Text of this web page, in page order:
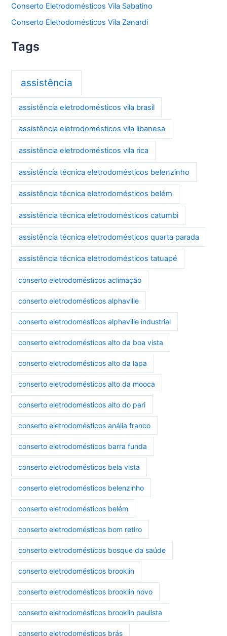
Conserto Eletrodomésticos Vila Sabatino
Conserto Eletrodomésticos Vila Zanardi
Tags
assistência
assistência eletrodomésticos vila brasil
assistência eletrodomésticos vila libanesa
assistência eletrodomésticos vila rica
assistência técnica eletrodomésticos belenzinho
assistência técnica eletrodomésticos belém
assistência técnica eletrodomésticos catumbi
assistência técnica eletrodomésticos quarta parada
assistência técnica eletrodomésticos tatuapé
conserto eletrodomésticos aclimação
conserto eletrodomésticos alphaville
conserto eletrodomésticos alphaville industrial
conserto eletrodomésticos alto da boa vista
conserto eletrodomésticos alto da lapa
conserto eletrodomésticos alto da mooca
conserto eletrodomésticos alto do pari
conserto eletrodomésticos anália franco
conserto eletrodomésticos barra funda
conserto eletrodomésticos bela vista
conserto eletrodomésticos belenzinho
conserto eletrodomésticos belém
conserto eletrodomésticos bom retiro
conserto eletrodomésticos bosque da saúde
conserto eletrodomésticos brooklin
conserto eletrodomésticos brooklin novo
conserto eletrodomésticos brooklin paulista
conserto eletrodomésticos brás